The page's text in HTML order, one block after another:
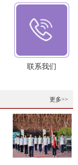
联系我们
更多>>